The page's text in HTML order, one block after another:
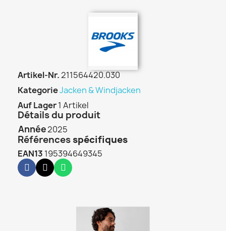
Artikel-Nr.211564420.030
KategorieJacken & Windjacken
Auf Lager1 Artikel
Détails du produit
Année2025
Références spécifiques
EAN13 195394649345